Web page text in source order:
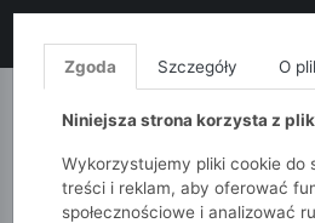
MONNARI QUIOSQUE
Zgoda Szczegóły O
Niniejsza strona korzysta z
Wykorzystujemy pliki cookie do
treści i reklam, aby oferować
społecznościowe i analizować